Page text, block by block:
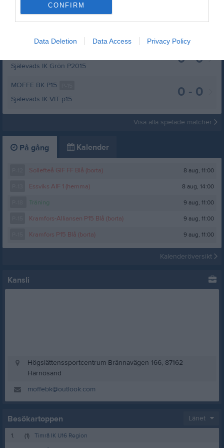
CONFIRM
Data Deletion Data Access Privacy Policy
4 - 3
0 - 0
Själevads IK Grön P2015
0 - 0
MOFFE BK P15
Själevads IK VIT p15
Visa alla spelade matcher
På gång Kalender
Sollefteå GIF FF Blå (borta) 8 aug, 11:00
Essviks AIF 1 (hemma) 8 aug, 14:00
Träning 9 aug, 11:00
Kramfors-Alliansen P15 Blå (borta) 9 aug, 11:00
Kramfors P15 Blå (borta) 9 aug, 11:00
Kalenderöversikt
Kansli
Högslättenssportcentrum Brännavägen 166, 87162
Härnösand
moffebk@outlook.com
Besökartoppen Länet
1. (1)
Timrå IK U16 Region